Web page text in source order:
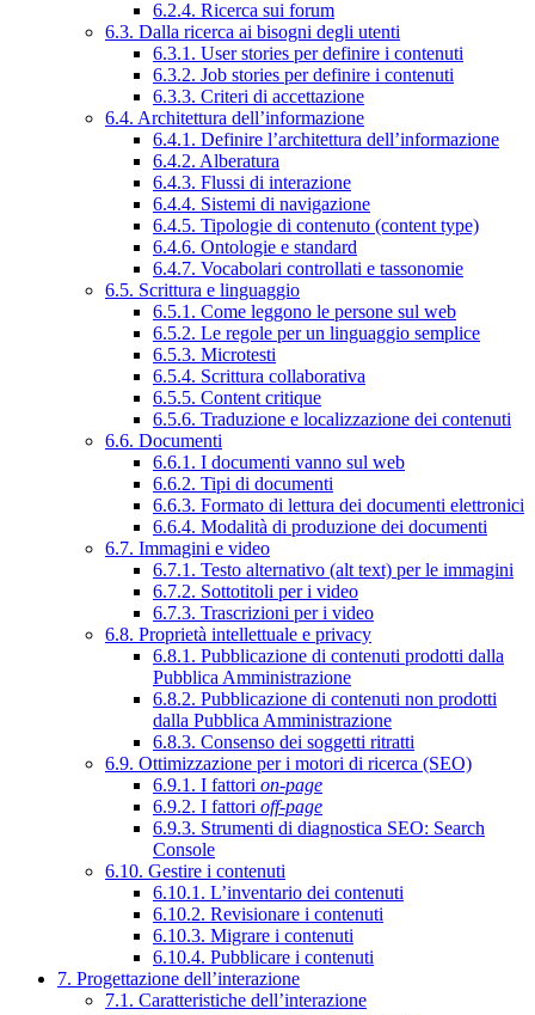
6.2.4. Ricerca sui forum
6.3. Dalla ricerca ai bisogni degli utenti
6.3.1. User stories per definire i contenuti
6.3.2. Job stories per definire i contenuti
6.3.3. Criteri di accettazione
6.4. Architettura dell’informazione
6.4.1. Definire l’architettura dell’informazione
6.4.2. Alberatura
6.4.3. Flussi di interazione
6.4.4. Sistemi di navigazione
6.4.5. Tipologie di contenuto (content type)
6.4.6. Ontologie e standard
6.4.7. Vocabolari controllati e tassonomie
6.5. Scrittura e linguaggio
6.5.1. Come leggono le persone sul web
6.5.2. Le regole per un linguaggio semplice
6.5.3. Microtesti
6.5.4. Scrittura collaborativa
6.5.5. Content critique
6.5.6. Traduzione e localizzazione dei contenuti
6.6. Documenti
6.6.1. I documenti vanno sul web
6.6.2. Tipi di documenti
6.6.3. Formato di lettura dei documenti elettronici
6.6.4. Modalità di produzione dei documenti
6.7. Immagini e video
6.7.1. Testo alternativo (alt text) per le immagini
6.7.2. Sottotitoli per i video
6.7.3. Trascrizioni per i video
6.8. Proprietà intellettuale e privacy
6.8.1. Pubblicazione di contenuti prodotti dalla
Pubblica Amministrazione
6.8.2. Pubblicazione di contenuti non prodotti
dalla Pubblica Amministrazione
6.8.3. Consenso dei soggetti ritratti
6.9. Ottimizzazione per i motori di ricerca (SEO)
6.9.1. I fattori on-page
6.9.2. I fattori off-page
6.9.3. Strumenti di diagnostica SEO: Search
Console
6.10. Gestire i contenuti
6.10.1. L’inventario dei contenuti
6.10.2. Revisionare i contenuti
6.10.3. Migrare i contenuti
6.10.4. Pubblicare i contenuti
7. Progettazione dell’interazione
7.1. Caratteristiche dell’interazione